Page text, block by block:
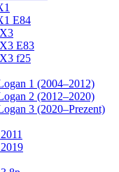
E84
E83
f25
1 (2004–2012)
2 (2012–2020)
3 (2020–Prezent)